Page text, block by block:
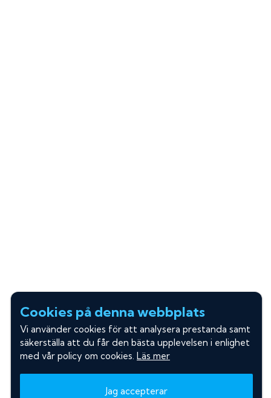
Cookies på denna webbplats
Vi använder cookies för att analysera prestanda samt
säkerställa att du får den bästa upplevelsen i enlighet
med vår policy om cookies. Läs mer
Jag accepterar